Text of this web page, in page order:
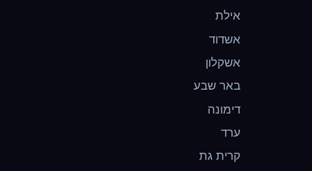
אילת
אשדוד
אשקלון
באר שבע
דימונה
ערד
קרית גת